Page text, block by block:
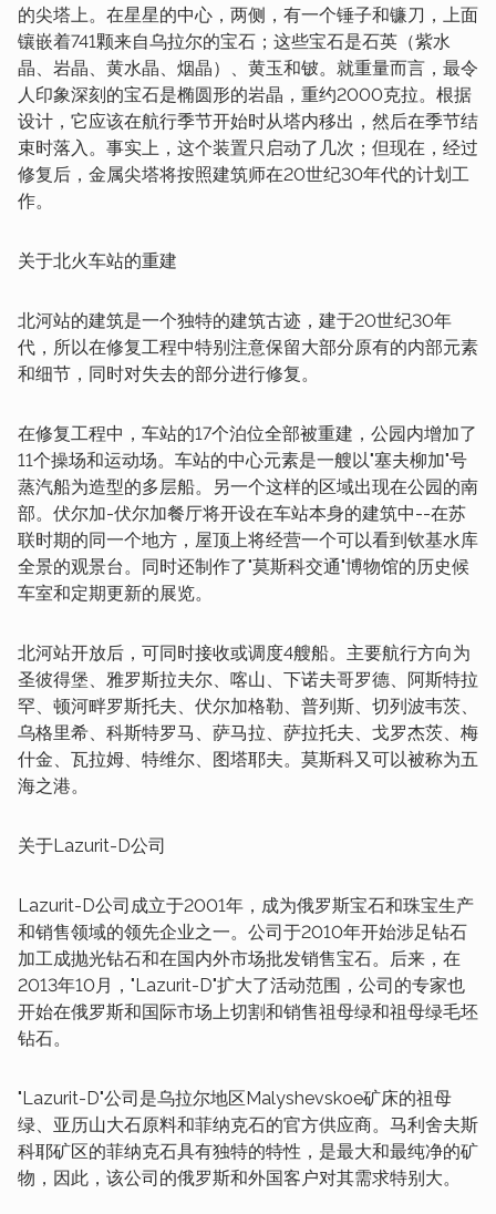
的尖塔上。在星星的中心，两侧，有一个锤子和镰刀，上面
镶嵌着741颗来自乌拉尔的宝石；这些宝石是石英（紫水
晶、岩晶、黄水晶、烟晶）、黄玉和铍。就重量而言，最令
人印象深刻的宝石是椭圆形的岩晶，重约2000克拉。根据
设计，它应该在航行季节开始时从塔内移出，然后在季节结
束时落入。事实上，这个装置只启动了几次；但现在，经过
修复后，金属尖塔将按照建筑师在20世纪30年代的计划工
作。
关于北火车站的重建
北河站的建筑是一个独特的建筑古迹，建于20世纪30年
代，所以在修复工程中特别注意保留大部分原有的内部元素
和细节，同时对失去的部分进行修复。
在修复工程中，车站的17个泊位全部被重建，公园内增加了
11个操场和运动场。车站的中心元素是一艘以"塞夫柳加"号
蒸汽船为造型的多层船。另一个这样的区域出现在公园的南
部。伏尔加-伏尔加餐厅将开设在车站本身的建筑中--在苏
联时期的同一个地方，屋顶上将经营一个可以看到钦基水库
全景的观景台。同时还制作了"莫斯科交通"博物馆的历史候
车室和定期更新的展览。
北河站开放后，可同时接收或调度4艘船。主要航行方向为
圣彼得堡、雅罗斯拉夫尔、喀山、下诺夫哥罗德、阿斯特拉
罕、顿河畔罗斯托夫、伏尔加格勒、普列斯、切列波韦茨、
乌格里希、科斯特罗马、萨马拉、萨拉托夫、戈罗杰茨、梅
什金、瓦拉姆、特维尔、图塔耶夫。莫斯科又可以被称为五
海之港。
关于Lazurit-D公司
Lazurit-D公司成立于2001年，成为俄罗斯宝石和珠宝生产
和销售领域的领先企业之一。公司于2010年开始涉足钻石
加工成抛光钻石和在国内外市场批发销售宝石。后来，在
2013年10月，"Lazurit-D"扩大了活动范围，公司的专家也
开始在俄罗斯和国际市场上切割和销售祖母绿和祖母绿毛坯
钻石。
"Lazurit-D"公司是乌拉尔地区Malyshevskoe矿床的祖母
绿、亚历山大石原料和菲纳克石的官方供应商。马利舍夫斯
科耶矿区的菲纳克石具有独特的特性，是最大和最纯净的矿
物，因此，该公司的俄罗斯和外国客户对其需求特别大。